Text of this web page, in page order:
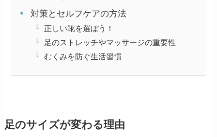
対策とセルフケアの方法
正しい靴を選ぼう！
足のストレッチやマッサージの重要性
むくみを防ぐ生活習慣
足のサイズが変わる理由